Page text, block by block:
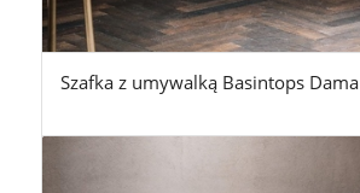
Szafka z umywalką Basintops Dama